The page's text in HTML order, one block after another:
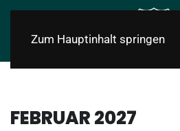
Zum Hauptinhalt springen
FEBRUAR 2027